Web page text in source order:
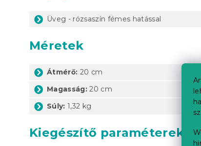
Üveg - rózsaszín fémes hatással
Méretek
Átmérő: 20 cm
Magasság: 20 cm
Súly: 1,32 kg
Kiegészítő paraméterek